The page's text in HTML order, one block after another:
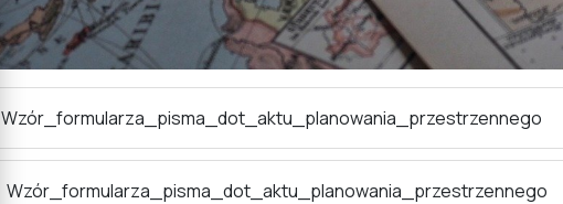
Wzór_formularza_pisma_dot_aktu_planowania_przestrzennego
Wzór_formularza_pisma_dot_aktu_planowania_przestrzennego